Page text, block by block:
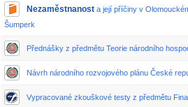
Nezaměstnanost a její příčiny v
Šumperk
Přednášky z předmětu Teorie národního
Návrh národního rozvojového plánu České
Vypracované zkouškové testy z předmětu